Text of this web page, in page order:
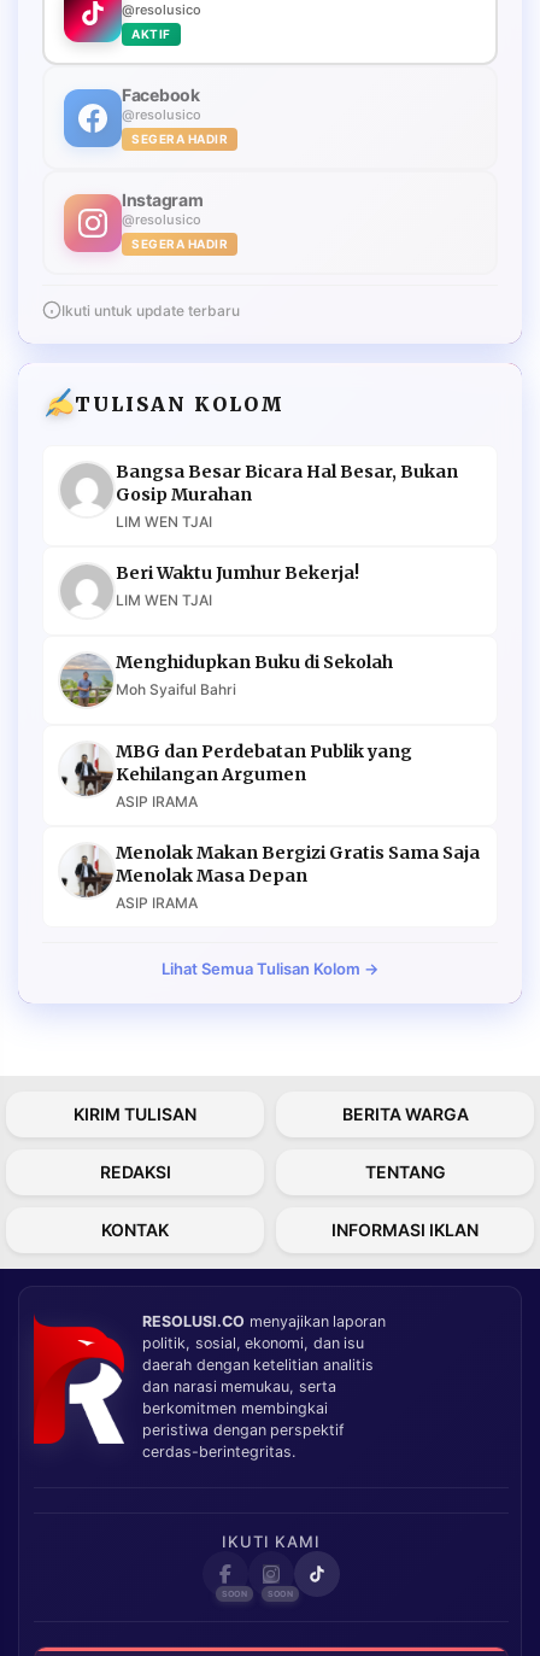
@resolusico
AKTIF
Facebook
@resolusico
SEGERA HADIR
Instagram
@resolusico
SEGERA HADIR
Ikuti untuk update terbaru
TULISAN KOLOM
Bangsa Besar Bicara Hal Besar, Bukan
Gosip Murahan
LIM WEN TJAI
Beri Waktu Jumhur Bekerja!
LIM WEN TJAI
Menghidupkan Buku di Sekolah
Moh Syaiful Bahri
MBG dan Perdebatan Publik yang
Kehilangan Argumen
ASIP IRAMA
Menolak Makan Bergizi Gratis Sama Saja
Menolak Masa Depan
ASIP IRAMA
Lihat Semua Tulisan Kolom →
KIRIM TULISAN BERITA WARGA
REDAKSI TENTANG
KONTAK INFORMASI IKLAN
RESOLUSI.CO menyajikan laporan
politik, sosial, ekonomi, dan isu
daerah dengan ketelitian analitis
dan narasi memukau, serta
berkomitmen membingkai
peristiwa dengan perspektif
cerdas-berintegritas.
IKUTI KAMI